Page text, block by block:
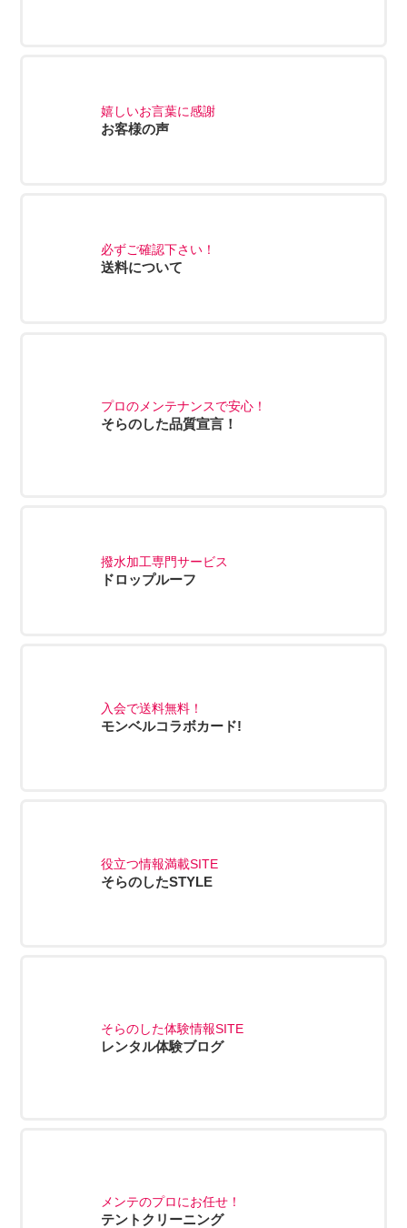
嬉しいお言葉に感謝
お客様の声
必ずご確認下さい！
送料について
プロのメンテナンスで安心！
そらのした品質宣言！
撥水加工専門サービス
ドロップルーフ
入会で送料無料！
モンベルコラボカード!
役立つ情報満載SITE
そらのしたSTYLE
そらのした体験情報SITE
レンタル体験ブログ
メンテのプロにお任せ！
テントクリーニング